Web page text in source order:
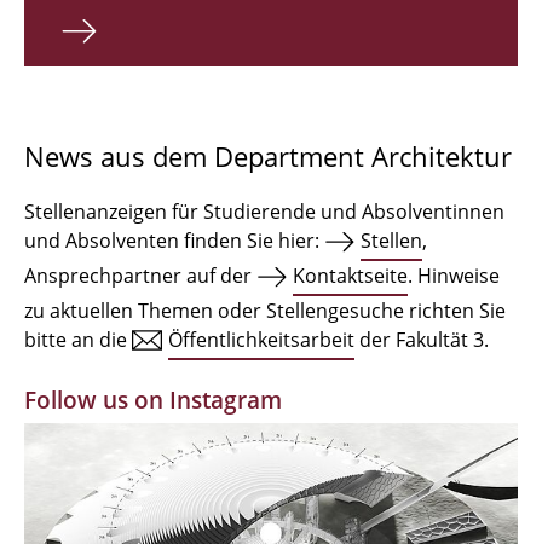
Master Architektur
Qualifikationsprofil
Institute
Einrichtungen
Zeichensäle
MBW | Modellbauwerkstatt
Alumni | cloud club
Dokumente und Downloads
News aus dem Department Architektur
Stellenanzeigen für Studierende und Absolventinnen
und Absolventen finden Sie hier:
Stellen,
Ansprechpartner auf der
Kontaktseite. Hinweise
zu aktuellen Themen oder Stellengesuche richten Sie
bitte an die
Öffentlichkeitsarbeit der Fakultät 3.
Follow us on Instagram